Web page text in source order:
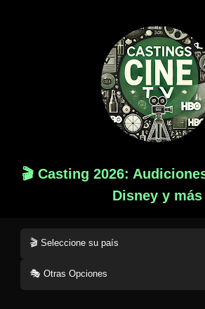
🎬 Casting 2026:
Disney y más